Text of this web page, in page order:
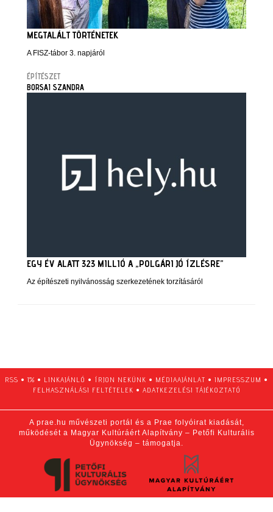
MEGTALÁLT TÖRTÉNETEK
A FISZ-tábor 3. napjáról
ÉPÍTÉSZET
BORSAI SZANDRA
EGY ÉV ALATT 323 MILLIÓ A „POLGÁRI JÓ ÍZLÉSRE”
Az építészeti nyilvánosság szerkezetének torzításáról
RSS • 1% • LINKAJÁNLÓ • ÍRJON NEKÜNK • MÉDIAAJÁNLAT • IMPRESSZUM •
FELHASZNÁLÁSI FELTÉTELEK • ADATKEZELÉSI TÁJÉKOZTATÓ
A prae.hu művészeti portál és a Prae folyóirat kiadását,
működését a Magyar Kultúráért Alapítvány – Petőfi Kulturális
Ügynökség – támogatja.